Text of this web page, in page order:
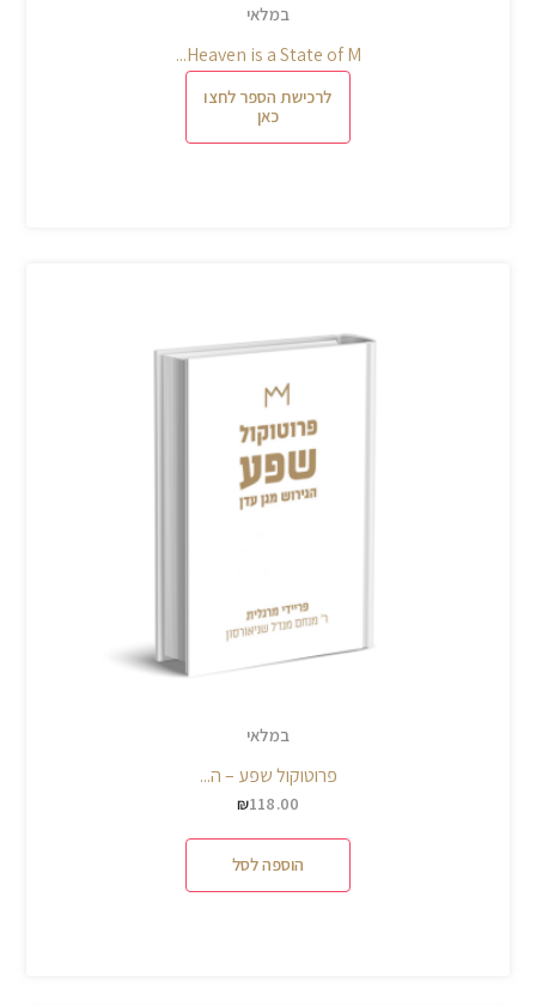
במלאי
Heaven is a State of M...
לרכישת הספר לחצו
כאן
במלאי
פרוטוקול שפע – ה...
₪118.00
הוספה לסל